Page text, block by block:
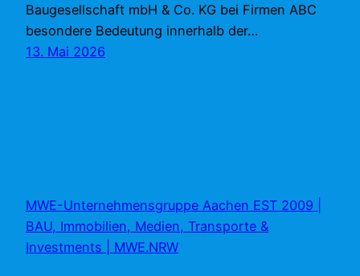
Baugesellschaft mbH & Co. KG bei Firmen ABC
besondere Bedeutung innerhalb der…
13. Mai 2026
MWE-Unternehmensgruppe Aachen EST 2009 |
BAU, Immobilien, Medien, Transporte &
Investments | MWE.NRW